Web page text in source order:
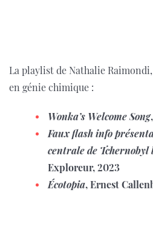
La playlist de Nathalie
en génie chimique :
Wonka’s Welcome Song
Faux flash info
centrale de
Exploreur, 2023
Écotopia, Ernest